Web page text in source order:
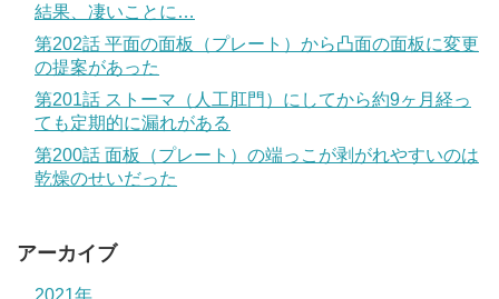
結果、凄いことに…
第202話 平面の面板（プレート）から凸面の面板に変更
の提案があった
第201話 ストーマ（人工肛門）にしてから約9ヶ月経っ
ても定期的に漏れがある
第200話 面板（プレート）の端っこが剥がれやすいのは
乾燥のせいだった
アーカイブ
2021年